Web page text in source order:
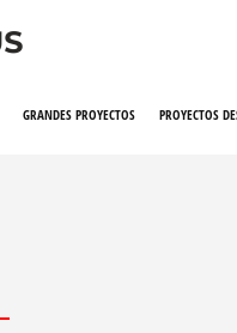
GRANDES PROYECTOS PROYECTOS